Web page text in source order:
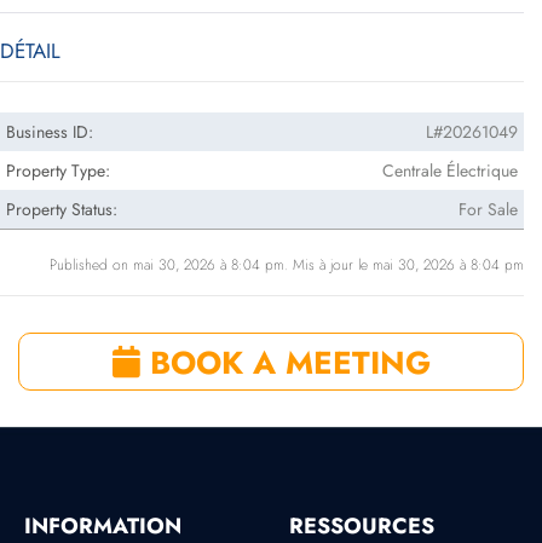
DÉTAIL
Business ID:
L#20261049
Property Type:
Centrale Électrique
Property Status:
For Sale
Published on mai 30, 2026 à 8:04 pm. Mis à jour le mai 30, 2026 à 8:04 pm
BOOK A MEETING
INFORMATION RESSOURCES